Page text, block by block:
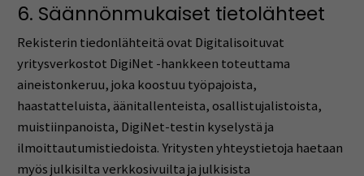
6. Säännönmukaiset tietolähteet
Rekisterin tiedonlähteitä ovat Digitalisoituvat
yritysverkostot DigiNet -hankkeen toteuttama
aineistonkeruu, joka koostuu työpajoista,
haastatteluista, äänitallenteista, osallistujalistoista,
muistiinpanoista, DigiNet-testin kyselystä ja
ilmoittautumistiedoista. Yritysten yhteystietoja haetaan
myös julkisilta verkkosivuilta ja julkisista